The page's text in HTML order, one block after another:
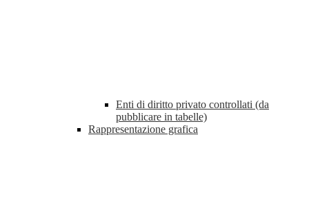
Enti di diritto privato controllati (da
pubblicare in tabelle)
Rappresentazione grafica